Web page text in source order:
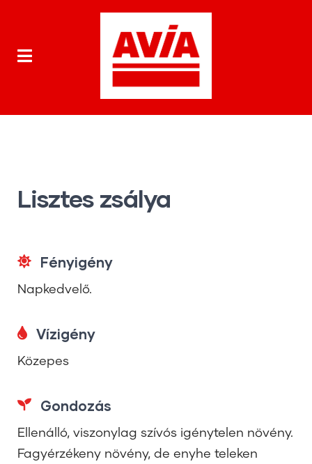
Lisztes zsálya
Fényigény
Napkedvelő.
Vízigény
Közepes
Gondozás
Ellenálló, viszonylag szívós igénytelen növény.
Fagyérzékeny növény, de enyhe teleken